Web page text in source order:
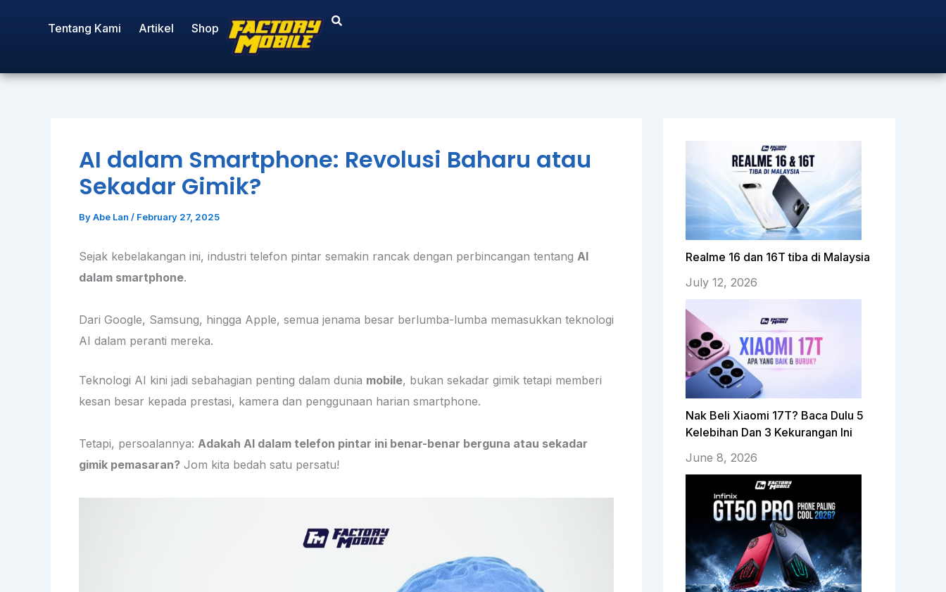
Tentang Kami Artikel Shop
AI dalam Smartphone: Revolusi Baharu atau
Sekadar Gimik?
ByAbe Lan / February 27, 2025
Sejak kebelakangan ini, industri telefon pintar semakin rancak dengan perbincangan tentang AI
dalam smartphone.
Dari Google, Samsung, hingga Apple, semua jenama besar berlumba-lumba memasukkan teknologi
AI dalam peranti mereka.
Teknologi AI kini jadi sebahagian penting dalam dunia mobile, bukan sekadar gimik tetapi memberi
kesan besar kepada prestasi, kamera dan penggunaan harian smartphone.
Tetapi, persoalannya: Adakah AI dalam telefon pintar ini benar-benar berguna atau sekadar
gimik pemasaran? Jom kita bedah satu persatu!
Realme 16 dan 16T tiba di Malaysia
July 12, 2026
Nak Beli Xiaomi 17T? Baca Dulu 5
Kelebihan Dan 3 Kekurangan Ini
June 8, 2026